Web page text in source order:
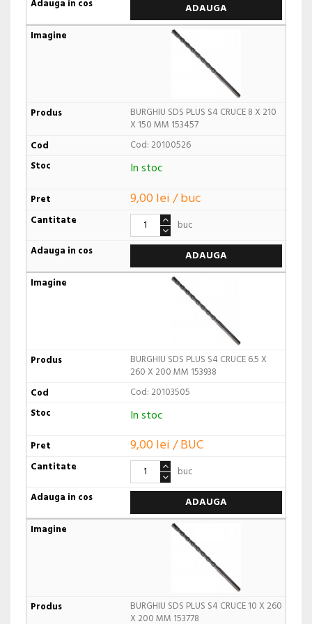
ADAUGA
BURGHIU SDS PLUS S4 CRUCE 8 X 210
X 150 MM 153457
Cod: 20100526
In stoc
9,00 lei / buc
buc
ADAUGA
BURGHIU SDS PLUS S4 CRUCE 6.5 X
260 X 200 MM 153938
Cod: 20103505
In stoc
9,00 lei / BUC
buc
ADAUGA
BURGHIU SDS PLUS S4 CRUCE 10 X 260
X 200 MM 153778